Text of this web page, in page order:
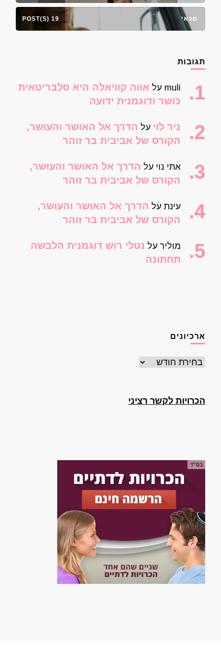
פנאי 19 POST(S)
תגובות
muli על אווה קוויאלה היא סלבריטאית
כושר ודוגמנית ידועה
ניר לוי על הדרך אל האושר והעושר,
הקורס של אביבית בר זוהר
אתי נוי על הדרך אל האושר והעושר,
הקורס של אביבית בר זוהר
עינת על הדרך אל האושר והעושר,
הקורס של אביבית בר זוהר
מוליר על נטלי רוש דוגמנית הלבשה
תחתונה
ארכיונים
ארכיונים
הכרויות לקשר רציני